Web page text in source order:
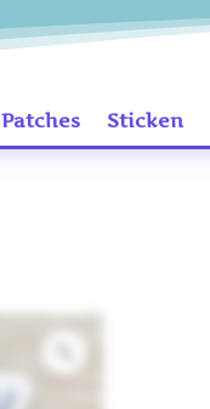
Patches Sticken